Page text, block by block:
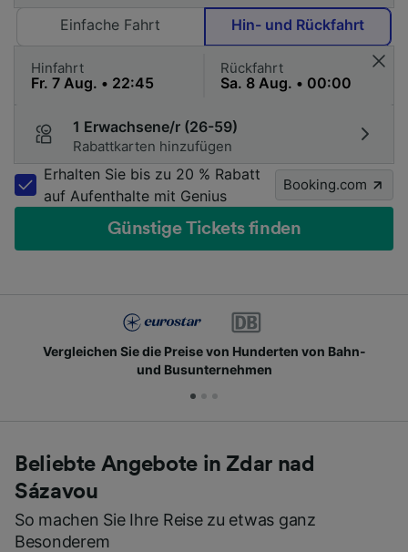
Einfache Fahrt Hin- und Rückfahrt
Hinfahrt Rückfahrt
1 Erwachsene/r (26-59)
Rabattkarten hinzufügen
Erhalten Sie bis zu 20 % Rabatt
auf Aufenthalte mit Genius
Booking.com
Günstige Tickets finden
Vergleichen Sie die Preise von Hunderten von Bahn-
und Busunternehmen
Beliebte Angebote in Zdar nad
Sázavou
So machen Sie Ihre Reise zu etwas ganz
Besonderem